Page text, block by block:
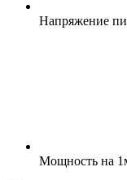
Напряжение
Мощность на